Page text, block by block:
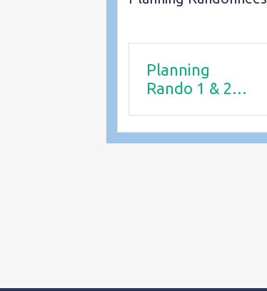
Planning
Rando 1 & 2